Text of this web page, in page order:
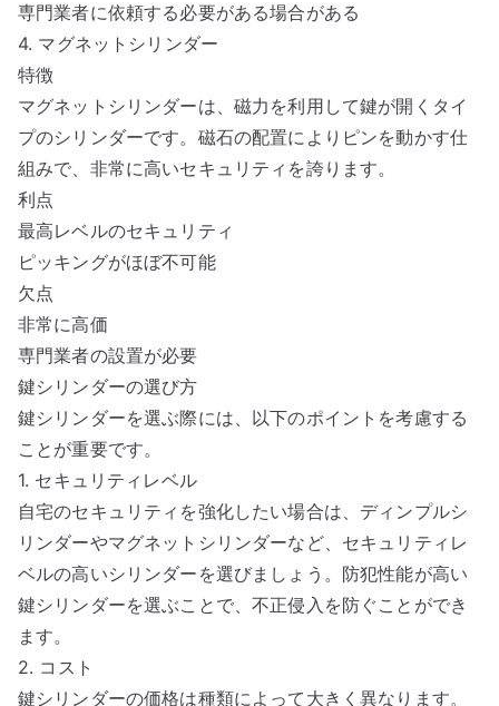
専門業者に依頼する必要がある場合がある
4. マグネットシリンダー
特徴
マグネットシリンダーは、磁力を利用して鍵が開くタイ
プのシリンダーです。磁石の配置によりピンを動かす仕
組みで、非常に高いセキュリティを誇ります。
利点
最高レベルのセキュリティ
ピッキングがほぼ不可能
欠点
非常に高価
専門業者の設置が必要
鍵シリンダーの選び方
鍵シリンダーを選ぶ際には、以下のポイントを考慮する
ことが重要です。
1. セキュリティレベル
自宅のセキュリティを強化したい場合は、ディンプルシ
リンダーやマグネットシリンダーなど、セキュリティレ
ベルの高いシリンダーを選びましょう。防犯性能が高い
鍵シリンダーを選ぶことで、不正侵入を防ぐことができ
ます。
2. コスト
鍵シリンダーの価格は種類によって大きく異なります。